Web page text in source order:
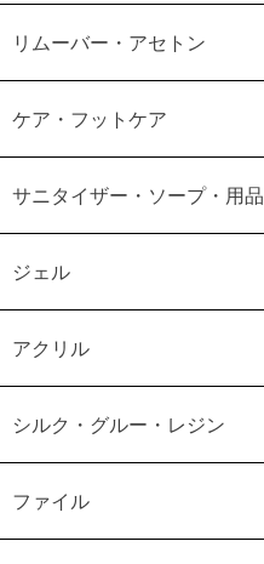
リムーバー・アセトン
ケア・フットケア
サニタイザー・ソープ・用品
ジェル
アクリル
シルク・グルー・レジン
ファイル